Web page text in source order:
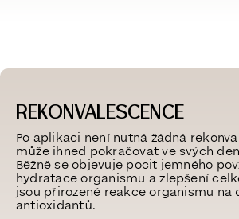
REKONVALESCENCE
Po aplikaci není nutná žádná
může ihned pokračovat ve svých
Běžně se objevuje pocit jemného
hydratace organismu a zlepšení
jsou přirozené reakce organismu na
antioxidantů.